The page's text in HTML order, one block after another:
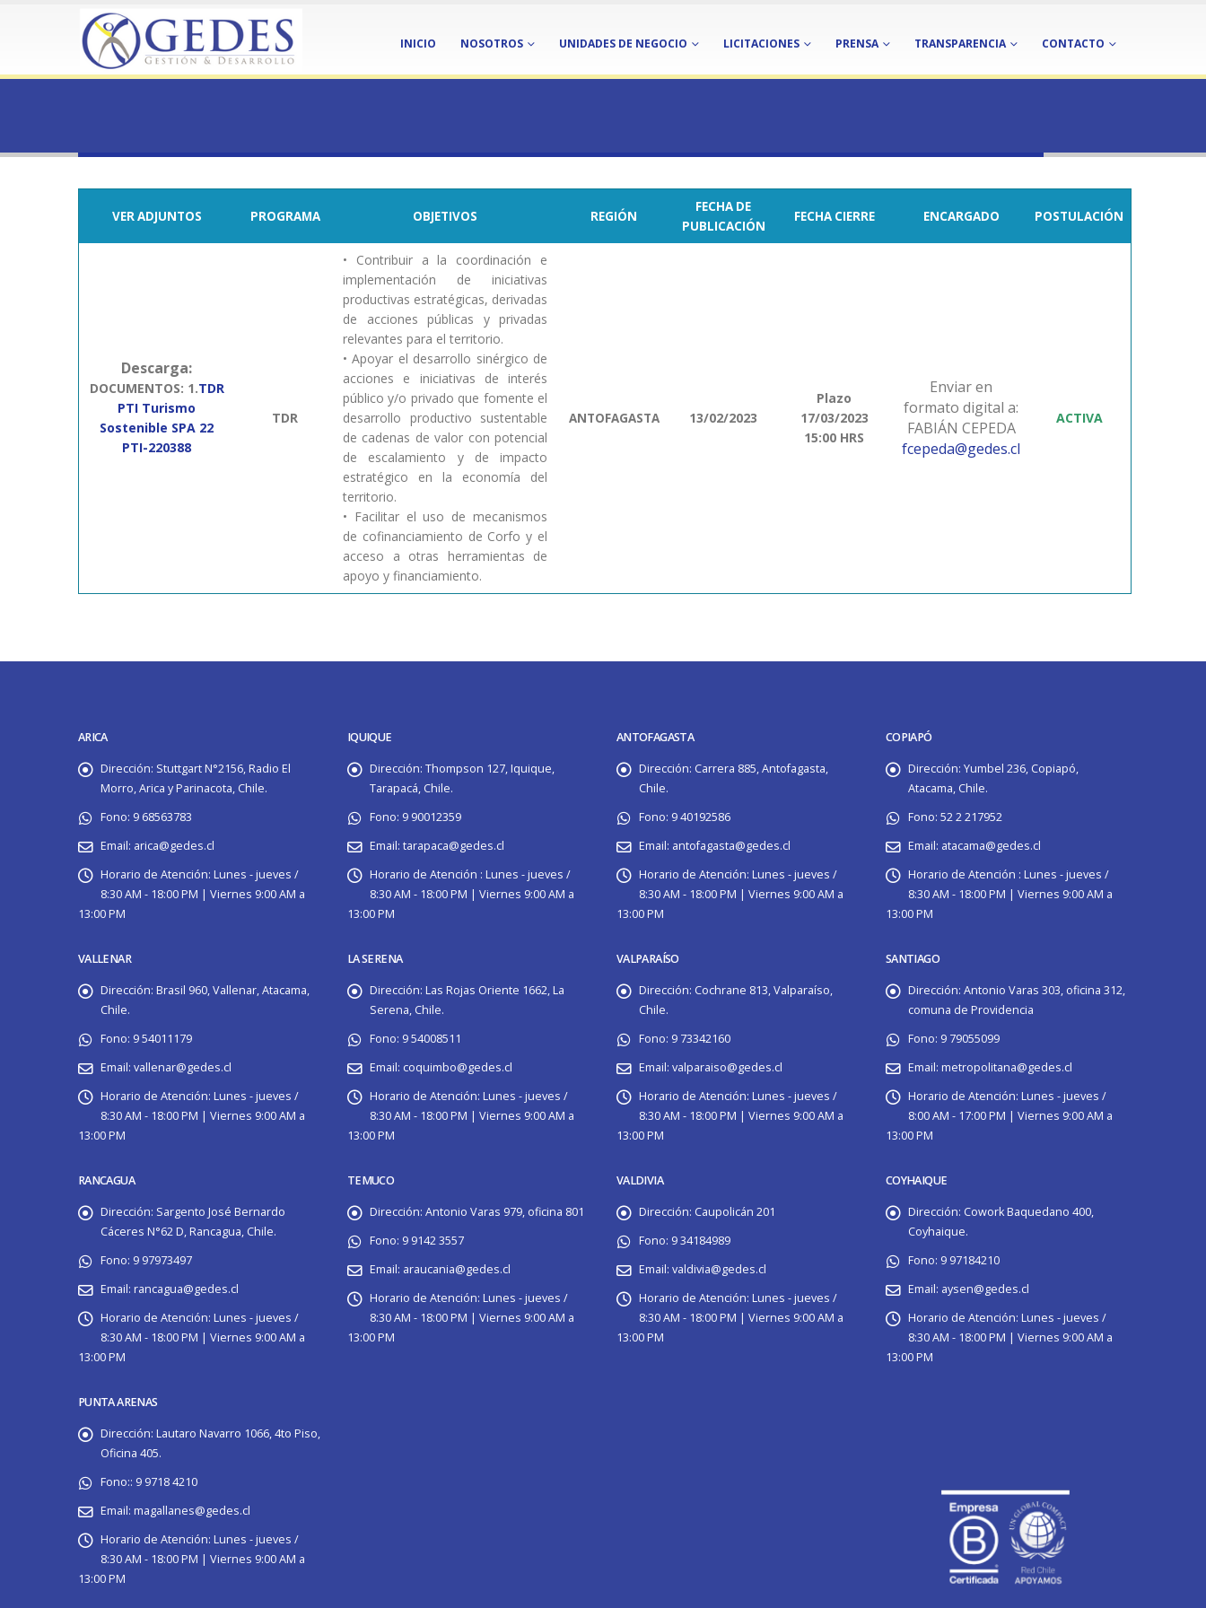
INICIO NOSOTROS UNIDADES DE NEGOCIO LICITACIONES PRENSA TRANSPARENCIA CONTACTO
VER ADJUNTOS PROGRAMA OBJETIVOS REGIÓN
FECHA DE
PUBLICACIÓN
FECHA CIERRE ENCARGADO POSTULACIÓN
Descarga:
DOCUMENTOS: 1.TDR
PTI Turismo
Sostenible SPA 22
PTI-220388
TDR
• Contribuir a la coordinación e
implementación de iniciativas
productivas estratégicas, derivadas
de acciones públicas y privadas
relevantes para el territorio.
• Apoyar el desarrollo sinérgico de
acciones e iniciativas de interés
público y/o privado que fomente el
desarrollo productivo sustentable
de cadenas de valor con potencial
de escalamiento y de impacto
estratégico en la economía del
territorio.
• Facilitar el uso de mecanismos
de cofinanciamiento de Corfo y el
acceso a otras herramientas de
apoyo y financiamiento.
ANTOFAGASTA 13/02/2023
Plazo
17/03/2023
15:00 HRS
Enviar en
formato digital a:
FABIÁN CEPEDA
fcepeda@gedes.cl
ACTIVA
ARICA
Dirección: Stuttgart N°2156, Radio El
Morro, Arica y Parinacota, Chile.
Fono: 9 68563783
Email: arica@gedes.cl
Horario de Atención: Lunes - jueves /
8:30 AM - 18:00 PM | Viernes 9:00 AM a
13:00 PM
VALLENAR
Dirección: Brasil 960, Vallenar, Atacama,
Chile.
Fono: 9 54011179
Email: vallenar@gedes.cl
Horario de Atención: Lunes - jueves /
8:30 AM - 18:00 PM | Viernes 9:00 AM a
13:00 PM
RANCAGUA
Dirección: Sargento José Bernardo
Cáceres N°62 D, Rancagua, Chile.
Fono: 9 97973497
Email: rancagua@gedes.cl
Horario de Atención: Lunes - jueves /
8:30 AM - 18:00 PM | Viernes 9:00 AM a
13:00 PM
PUNTA ARENAS
Dirección: Lautaro Navarro 1066, 4to Piso,
Oficina 405.
Fono:: 9 9718 4210
Email: magallanes@gedes.cl
Horario de Atención: Lunes - jueves /
8:30 AM - 18:00 PM | Viernes 9:00 AM a
13:00 PM
IQUIQUE
Dirección: Thompson 127, Iquique,
Tarapacá, Chile.
Fono: 9 90012359
Email: tarapaca@gedes.cl
Horario de Atención : Lunes - jueves /
8:30 AM - 18:00 PM | Viernes 9:00 AM a
13:00 PM
LA SERENA
Dirección: Las Rojas Oriente 1662, La
Serena, Chile.
Fono: 9 54008511
Email: coquimbo@gedes.cl
Horario de Atención: Lunes - jueves /
8:30 AM - 18:00 PM | Viernes 9:00 AM a
13:00 PM
TEMUCO
Dirección: Antonio Varas 979, oficina 801
Fono: 9 9142 3557
Email: araucania@gedes.cl
Horario de Atención: Lunes - jueves /
8:30 AM - 18:00 PM | Viernes 9:00 AM a
13:00 PM
ANTOFAGASTA
Dirección: Carrera 885, Antofagasta,
Chile.
Fono: 9 40192586
Email: antofagasta@gedes.cl
Horario de Atención: Lunes - jueves /
8:30 AM - 18:00 PM | Viernes 9:00 AM a
13:00 PM
VALPARAÍSO
Dirección: Cochrane 813, Valparaíso,
Chile.
Fono: 9 73342160
Email: valparaiso@gedes.cl
Horario de Atención: Lunes - jueves /
8:30 AM - 18:00 PM | Viernes 9:00 AM a
13:00 PM
VALDIVIA
Dirección: Caupolicán 201
Fono: 9 34184989
Email: valdivia@gedes.cl
Horario de Atención: Lunes - jueves /
8:30 AM - 18:00 PM | Viernes 9:00 AM a
13:00 PM
COPIAPÓ
Dirección: Yumbel 236, Copiapó,
Atacama, Chile.
Fono: 52 2 217952
Email: atacama@gedes.cl
Horario de Atención : Lunes - jueves /
8:30 AM - 18:00 PM | Viernes 9:00 AM a
13:00 PM
SANTIAGO
Dirección: Antonio Varas 303, oficina 312,
comuna de Providencia
Fono: 9 79055099
Email: metropolitana@gedes.cl
Horario de Atención: Lunes - jueves /
8:00 AM - 17:00 PM | Viernes 9:00 AM a
13:00 PM
COYHAIQUE
Dirección: Cowork Baquedano 400,
Coyhaique.
Fono: 9 97184210
Email: aysen@gedes.cl
Horario de Atención: Lunes - jueves /
8:30 AM - 18:00 PM | Viernes 9:00 AM a
13:00 PM